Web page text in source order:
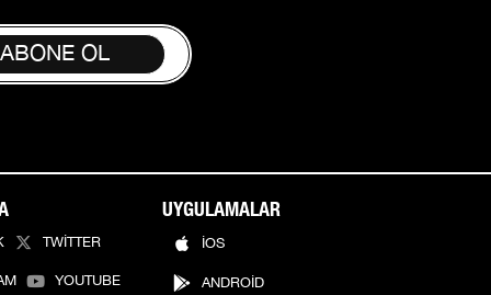
OL
TWİTTER
YOUTUBE
UYGULAMALAR
İOS
ANDROİD